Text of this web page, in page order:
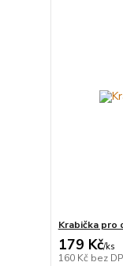
Krabička pro
179 Kč/ks
160 Kč bez